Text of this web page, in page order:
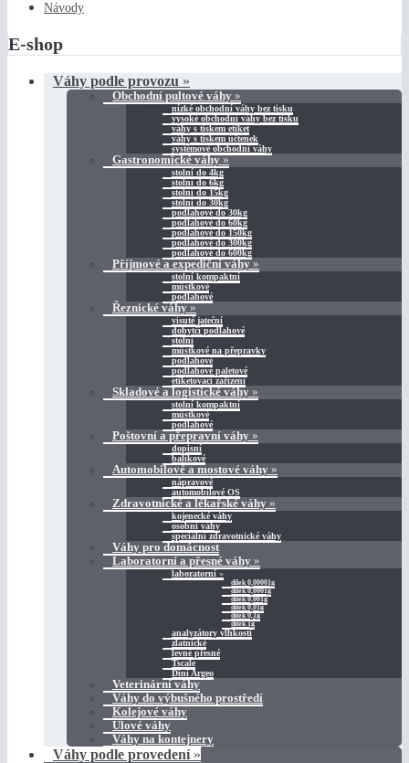
Návody
E-shop
Váhy podle provozu »
Obchodní pultové váhy »
nízké obchodní váhy bez tisku
vysoké obchodní váhy bez tisku
váhy s tiskem etiket
váhy s tiskem účtenek
systémové obchodní váhy
Gastronomické váhy »
stolní do 4kg
stolní do 6kg
stolní do 15kg
stolní do 30kg
podlahové do 30kg
podlahové do 60kg
podlahové do 150kg
podlahové do 300kg
podlahové do 600kg
Příjmové a expediční váhy »
stolní kompaktní
můstkové
podlahové
Řeznické váhy »
visuté jateční
dobytčí podlahové
stolní
můstkové na přepravky
podlahové
podlahové paletové
etiketovací zařízení
Skladové a logistické váhy »
stolní kompaktní
můstkové
podlahové
Poštovní a přepravní váhy »
dopisní
balíkové
Automobilové a mostové váhy »
nápravové
automobilové OS
Zdravotnické a lékařské váhy »
kojenecké váhy
osobní váhy
speciální zdravotnické váhy
Váhy pro domácnost
Laboratorní a přesné váhy »
laboratorní »
dílek 0,00001g
dílek 0,0001g
dílek 0,001g
dílek 0,01g
dílek 0,1g
dílek 1g
analyzátory vlhkosti
zlatnické
levné přesné
Tscale
Dini Argeo
Veterinární váhy
Váhy do výbušného prostředí
Kolejové váhy
Úlové váhy
Váhy na kontejnery
Váhy podle provedení »